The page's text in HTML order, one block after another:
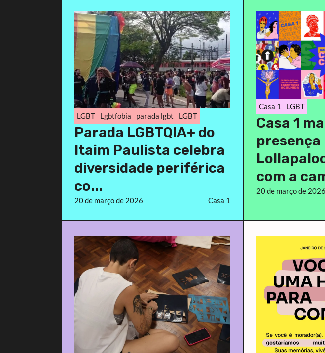
LGBT Lgbtfobia parada lgbt LGBT
Parada LGBTQIA+ do
Itaim Paulista celebra
diversidade periférica
co...
20 de março de 2026 Casa 1
Casa 1 LGBT
Casa 1
presença
com a
20 de março de 2026